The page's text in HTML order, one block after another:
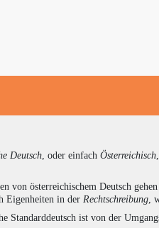
Deutsch, oder einfach Österreichisch
von österreichischem Deutsch
Eigenheiten in der Rechtschreibung,
Standarddeutsch ist von der